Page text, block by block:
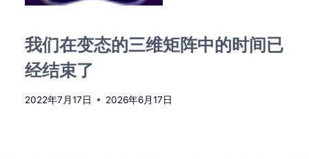
我们在变态的三维矩阵中的时间已
经结束了
2022年7月17日 2026年6月17日